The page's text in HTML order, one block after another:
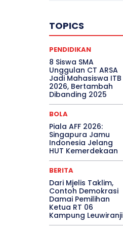
TOPICS
PENDIDIKAN
8 Siswa SMA
Unggulan CT ARSA
Jadi Mahasiswa ITB
2026, Bertambah
Dibanding 2025
BOLA
Piala AFF 2026:
Singapura Jamu
Indonesia Jelang
HUT Kemerdekaan
BERITA
Dari Mjelis Taklim,
Contoh Demokrasi
Damai Pemilihan
Ketua RT 06
Kampung Leuwiranji